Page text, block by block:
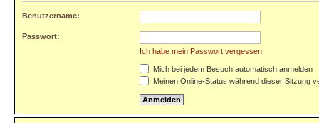
Benutzername:
Passwort:
Ich habe mein Passwort vergessen
Mich bei jedem Besuch automatisch anmelden
Meinen Online-Status während dieser Sitzung